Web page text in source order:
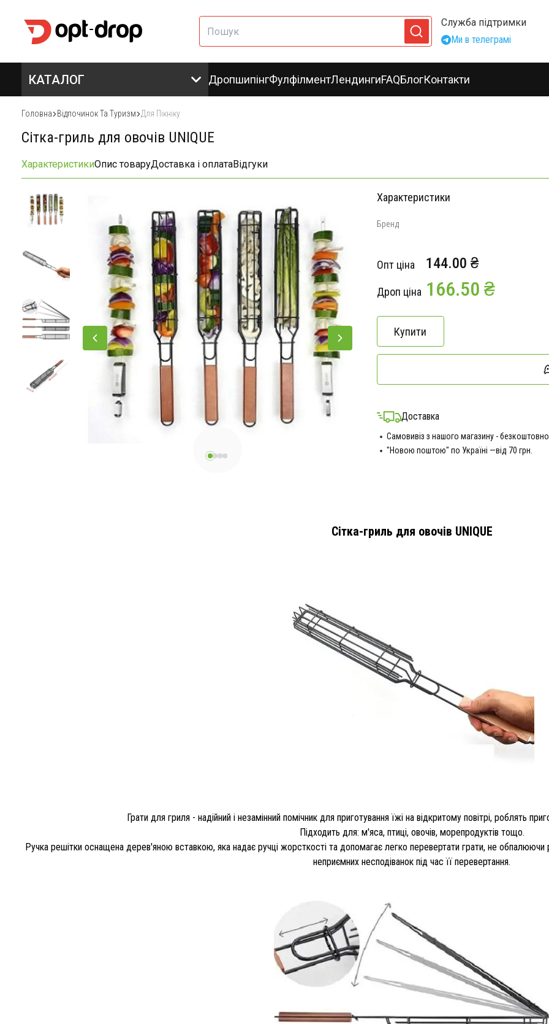
Служба підтримки
Ми в телеграмі
КАТАЛОГ ДропшипінгФулфілментЛендингиFAQБлогКонтакти
Головна Відпочинок Та Туризм Для Пікніку
Сітка-гриль для овочів UNIQUE
ХарактеристикиОпис товаруДоставка і оплатаВідгуки
Характеристики
Бренд
Опт ціна 144.00 ₴
Дроп ціна 166.50 ₴
Купити
Доставка
Самовивіз з нашого магазину -
"Новою поштою" по Україні —від 70 грн.
Сітка-гриль для овочів UNIQUE
Грати для гриля - надійний і незамінний помічник для приготування їжі на відкритому повітрі, роблять
Підходить для: м'яса, птиці, овочів, морепродуктів тощо.
Ручка решітки оснащена дерев'яною вставкою, яка надає ручці жорсткості та допомагає легко перевертати грати, не обпалюючи
неприємних несподіванок під час її перевертання.